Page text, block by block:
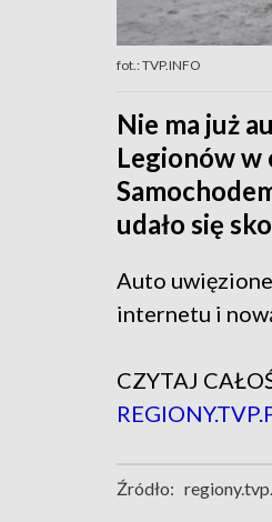
fot.: TVP.INFO
Nie ma już
Legionów
udało się
Auto
internetu i
CZYTAJ
Źródło: